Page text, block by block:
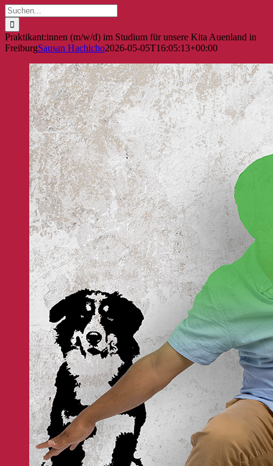
Suche
nach:
Praktikant:innen (m/w/d) im Studium für unsere Kita Auenland in
FreiburgSausan Hachicho2026-05-05T16:05:13+00:00